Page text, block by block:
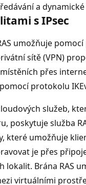
a
s IPsec
umožňuje
sítě (VPN)
přes
protokolu
služeb,
poskytuje služba
které umožňuje
je přes
lokalit. Brána RAS
virtuálními